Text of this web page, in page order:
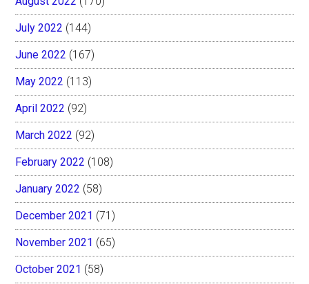
July 2022 (144)
June 2022 (167)
May 2022 (113)
April 2022 (92)
March 2022 (92)
February 2022 (108)
January 2022 (58)
December 2021 (71)
November 2021 (65)
October 2021 (58)